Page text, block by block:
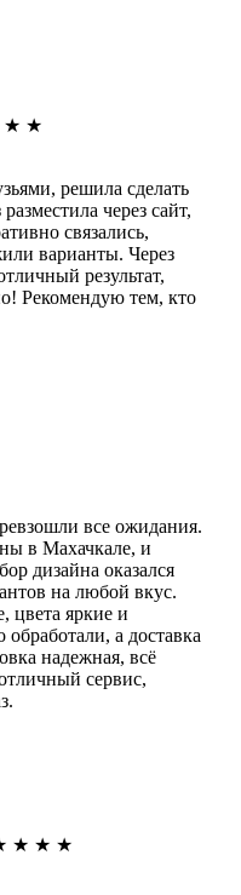
★ ★
решила сделать
через сайт,
связались,
варианты. Через
результат,
Рекомендую тем, кто
все ожидания.
в Махачкале, и
дизайна оказался
на любой вкус.
цвета яркие и
а доставка
надежная, всё
сервис,
★ ★ ★